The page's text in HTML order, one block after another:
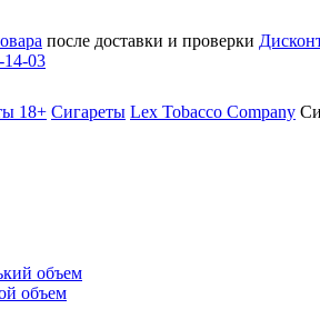
после доставки и проверки
14-03
18+ Cигареты Lex Tobacco Company
объем
объем